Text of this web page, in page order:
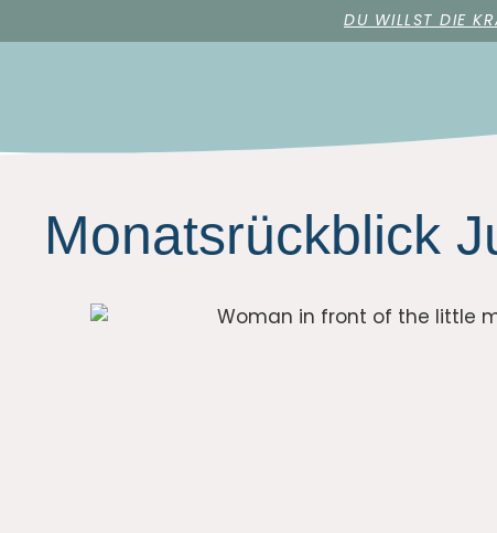
DU WILLST DIE
Monatsrückblick